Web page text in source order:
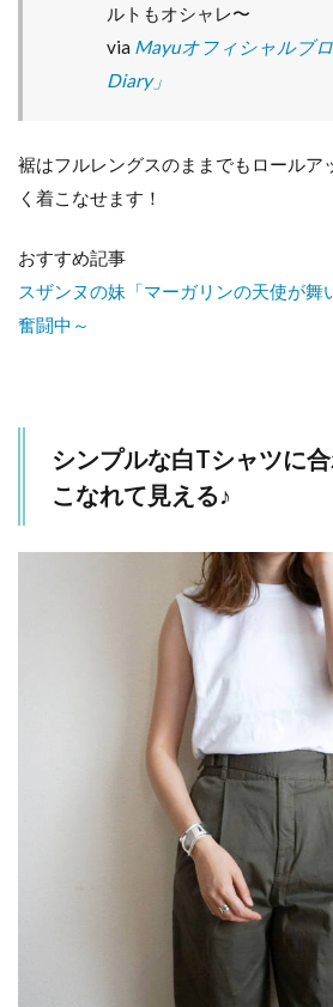
ルトもオシャレ〜
via Mayuオフィシャルブ
Diary」
裾はフルレングスのままでもロールア
く着こなせます！
おすすめ記事
スザンヌの妹「マーガリンの天使が舞
奮闘中～
シンプルな白Tシャツに
こなれて見える♪